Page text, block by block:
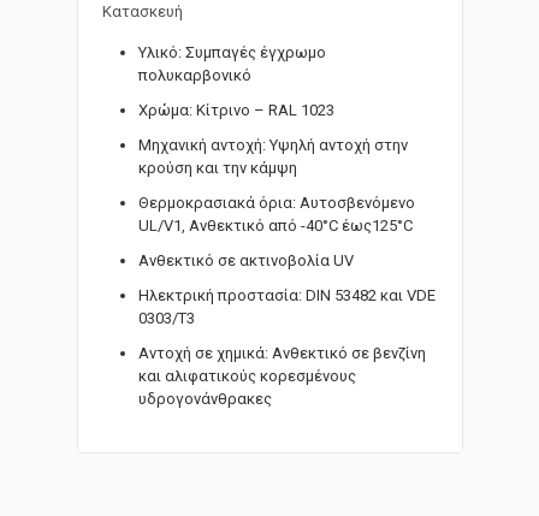
Κατασκευή
Υλικό: Συμπαγές έγχρωμο
πολυκαρβονικό
Χρώμα: Κίτρινο – RAL 1023
Μηχανική αντοχή: Υψηλή αντοχή στην
κρούση και την κάμψη
Θερμοκρασιακά όρια: Αυτοσβενόμενο
UL/V1, Ανθεκτικό από -40°C έως125°C
Ανθεκτικό σε ακτινοβολία UV
Ηλεκτρική προστασία: DIN 53482 και VDE
0303/T3
Αντοχή σε χημικά: Ανθεκτικό σε βενζίνη
και αλιφατικούς κορεσμένους
υδρογονάνθρακες